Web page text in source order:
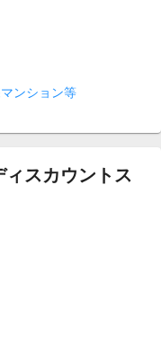
ンション等
スカウントス